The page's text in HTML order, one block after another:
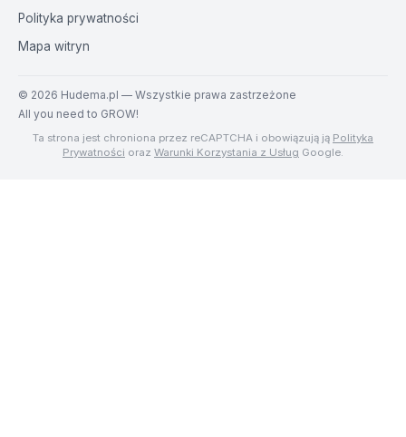
Polityka prywatności
Mapa witryn
© 2026 Hudema.pl — Wszystkie prawa zastrzeżone
All you need to GROW!
Ta strona jest chroniona przez reCAPTCHA i obowiązują ją Polityka
Prywatności oraz Warunki Korzystania z Usług Google.